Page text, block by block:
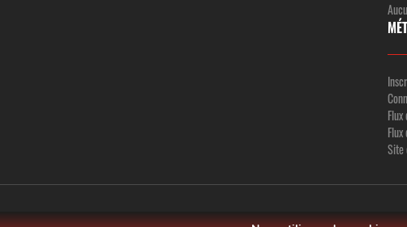
Site
Copyright © 2026. All Rights Reserved